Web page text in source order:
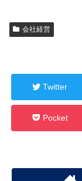
会社経営
Twitter
Pocket